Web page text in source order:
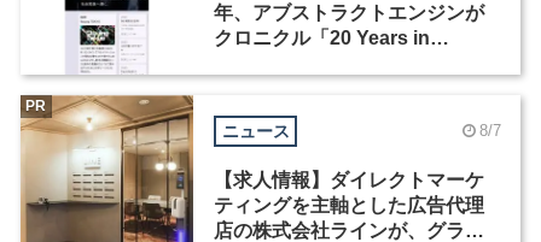
年、アブストラクトエンジンが
クロニクル「20 Years in
ニュース 8/7
【求人情報】ダイレクトマーケ
ティングを主軸とした広告代理
店の株式会社ラインが、グラフ
PR